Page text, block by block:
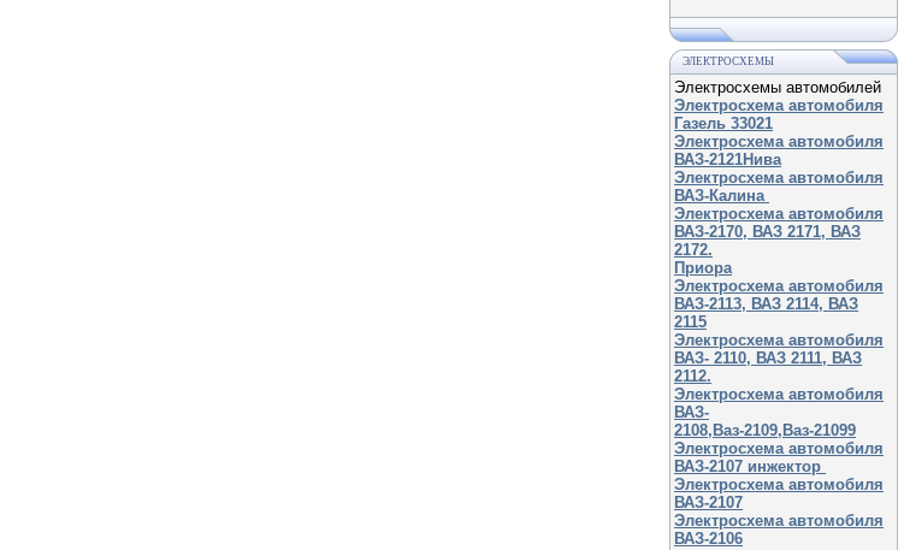
ЭЛЕКТРОСХЕМЫ
Электросхемы автомобилей
Электросхема автомобиля
Газель 33021
Электросхема автомобиля
ВАЗ-2121Нива
Электросхема автомобиля
ВАЗ-Калина
Электросхема автомобиля
ВАЗ-2170, ВАЗ 2171, ВАЗ
2172.
Приора
Электросхема автомобиля
ВАЗ-2113, ВАЗ 2114, ВАЗ
2115
Электросхема автомобиля
ВАЗ- 2110, ВАЗ 2111, ВАЗ
2112.
Электросхема автомобиля
ВАЗ-
2108,Ваз-2109,Ваз-21099
Электросхема автомобиля
ВАЗ-2107 инжектор
Электросхема автомобиля
ВАЗ-2107
Электросхема автомобиля
ВАЗ-2106